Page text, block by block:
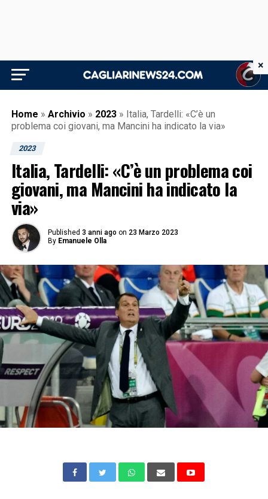
Home » Archivio » 2023 » Italia, Tardelli: «C’è un
problema coi giovani, ma Mancini ha indicato la via»
2023
Italia, Tardelli: «C’è un problema coi
giovani, ma Mancini ha indicato la
via»
Published 3 anni ago on 23 Marzo 2023
By Emanuele Olla
×